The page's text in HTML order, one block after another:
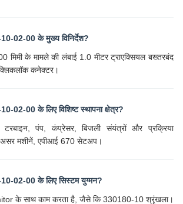
02-00 के मुख्य विनिर्देश?
मिमी के मामले की लंबाई 1.0 मीटर ट्राएक्सियल बख्तरबंद
कनेक्टर।
02-00 के लिए विशिष्ट स्थापना क्षेत्र?
टरबाइन, पंप, कंप्रेसर, बिजली संयंत्रों और प्रक्रिया
असर मशीनें, एपीआई 670 सेटअप।
02-00 के लिए सिस्टम युग्मन?
के साथ काम करता है, जैसे कि 330180-10 श्रृंखला।